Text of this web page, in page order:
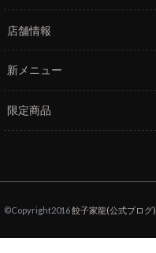
店舗情報
新メニュー
限定商品
©Copyright2016餃子家龍(公式ブログ)